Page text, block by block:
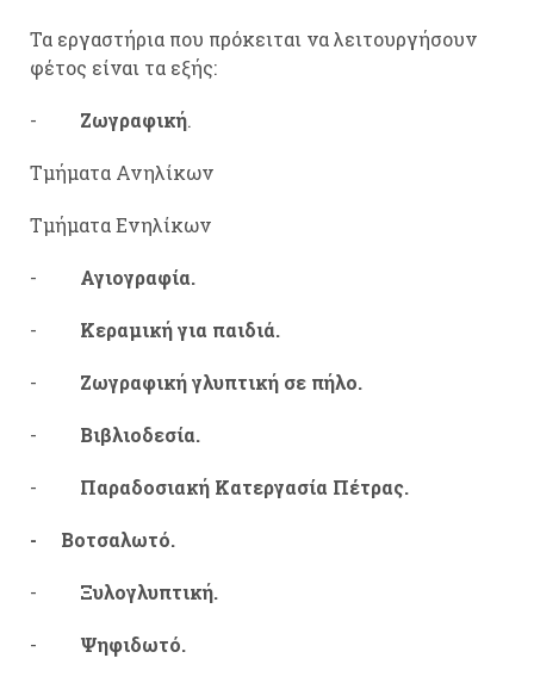
Τα εργαστήρια που πρόκειται να λειτουργήσουν
φέτος είναι τα εξής:
- Ζωγραφική.
Τμήματα Ανηλίκων
Τμήματα Ενηλίκων
- Αγιογραφία.
- Κεραμική για παιδιά.
- Ζωγραφική γλυπτική σε πήλο.
- Βιβλιοδεσία.
- Παραδοσιακή Κατεργασία Πέτρας.
- Βοτσαλωτό.
- Ξυλογλυπτική.
- Ψηφιδωτό.